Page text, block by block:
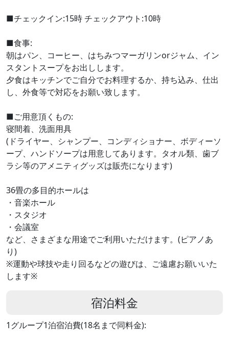
■チェックイン:15時 チェックアウト:10時
■食事:
朝はパン、コーヒー、はちみつマーガリンorジャム、イン
スタントスープをお出しします。
夕食はキッチンでご自分でお料理するか、持ち込み、仕出
し、外食等で対応をお願い致します。
■ご用意頂くもの:
寝間着、洗面用具
(ドライヤー、シャンプー、コンディショナー、ボディーソ
ープ、ハンドソープは用意してあります。タオル類、歯ブ
ラシ等のアメニティグッズは販売になります)
36畳の多目的ホールは
・音楽ホール
・スタジオ
・会議室
など、さまざまな用途でご利用いただけます。(ピアノあ
り)
※運動や球技や走り回るなどの遊びは、ご遠慮お願いいた
します※
宿泊料金
1グループ1泊宿泊費(18名まで同料金):